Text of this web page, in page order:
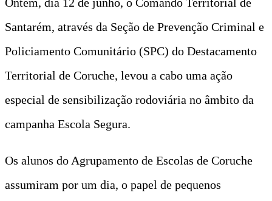
Santarém, através da Seção de Prevenção Criminal e
Policiamento Comunitário (SPC) do Destacamento
Territorial de Coruche, levou a cabo uma ação
especial de sensibilização rodoviária no âmbito da
campanha Escola Segura.
Os alunos do Agrupamento de Escolas de Coruche
assumiram por um dia, o papel de pequenos